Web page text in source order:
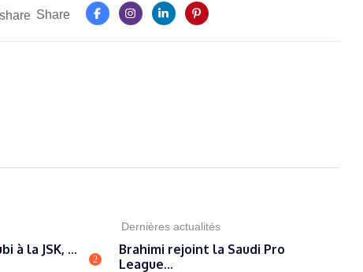
Share
à la JSK, ...
2
Dernières actualités
Brahimi rejoint la Saudi Pro
League...